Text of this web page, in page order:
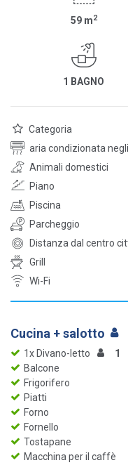
59 m2
1 BAGNO
Categoria
aria condizionata
Animali domestici
Piano
Piscina
Parcheggio
Distanza dal centro
Grill
Wi-Fi
Cucina + salotto
1x Divano-letto
1
Balcone
Frigorifero
Piatti
Forno
Fornello
Tostapane
Macchina per il caffè